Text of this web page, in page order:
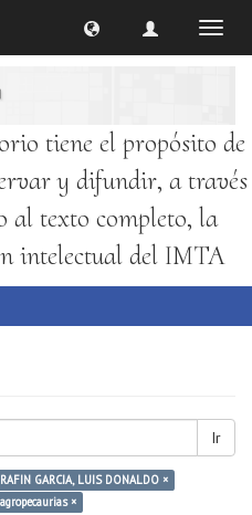
tiene el propósito de
y difundir, a través
al texto completo, la
intelectual del IMTA
Ir
GARCIA, LUIS DONALDO ×
×